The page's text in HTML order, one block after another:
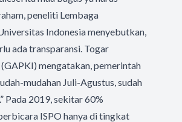
peneliti Lembaga
Indonesia menyebutkan,
ada transparansi. Togar
mengatakan, pemerintah
mudahan Juli-Agustus, sudah
Pada 2019, sekitar 60%
ISPO hanya di tingkat